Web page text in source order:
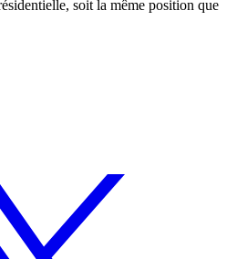
soit la même position que